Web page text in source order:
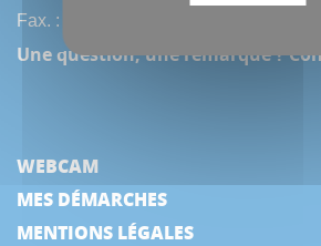
Fax. : (33) 3 22 97 42 53
Une question, une remarque ?
WEBCAM
MES DÉMARCHES
MENTIONS LÉGALES